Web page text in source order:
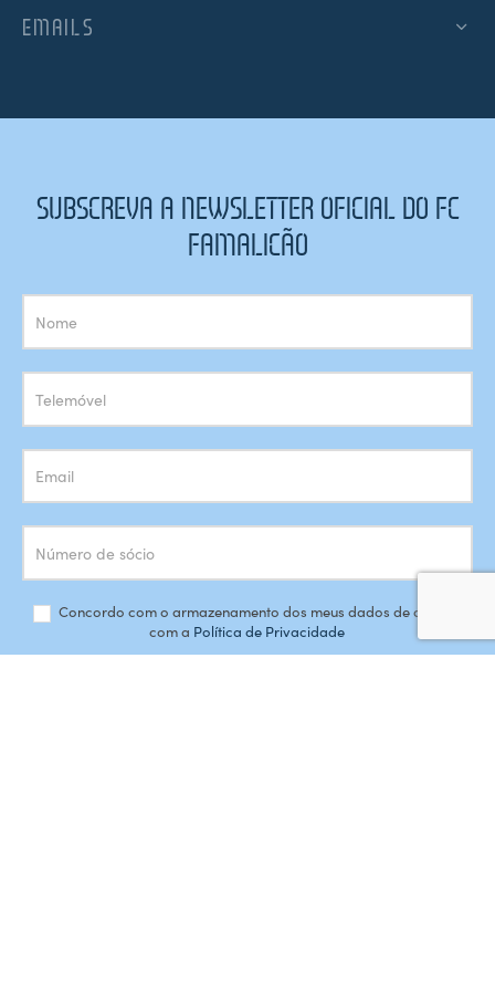
EMAILS
SUBSCREVA A NEWSLETTER OFICIAL DO FC
FAMALICÃO
Subscrição
Newsletter
Concordo com o armazenamento dos meus dados de acordo
com a Política de Privacidade